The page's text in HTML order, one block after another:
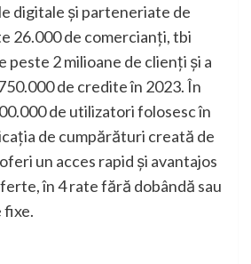
digitale și parteneriate de
26.000 de comercianți, tbi
peste 2 milioane de clienți și a
de credite în 2023. În
de utilizatori folosesc în
de cumpărături creată de
un acces rapid și avantajos
în 4 rate fără dobândă sau
fixe.